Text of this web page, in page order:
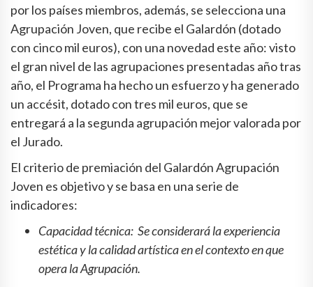
por los países miembros, además, se selecciona una
Agrupación Joven, que recibe el Galardón (dotado
con cinco mil euros), con una novedad este año: visto
el gran nivel de las agrupaciones presentadas año tras
año, el Programa ha hecho un esfuerzo y ha generado
un accésit, dotado con tres mil euros, que se
entregará a la segunda agrupación mejor valorada por
el Jurado.
El criterio de premiación del Galardón Agrupación
Joven es objetivo y se basa en una serie de
indicadores:
Capacidad técnica: Se considerará la experiencia
estética y la calidad artística en el contexto en que
opera la Agrupación.